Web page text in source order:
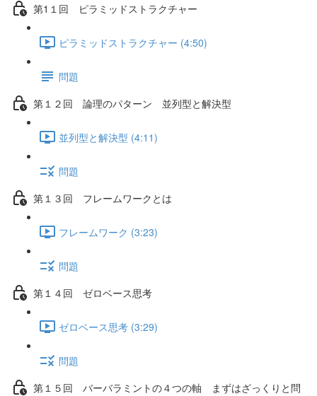
第1１回 ピラミッドストラクチャー
ピラミッドストラクチャー (4:50)
問題
第１２回 論理のパターン 並列型と解決型
並列型と解決型 (4:11)
問題
第１３回 フレームワークとは
フレームワーク (3:23)
問題
第１４回 ゼロベース思考
ゼロベース思考 (3:29)
問題
第１５回 バーバラミントの４つの軸 まずはざっくりと問